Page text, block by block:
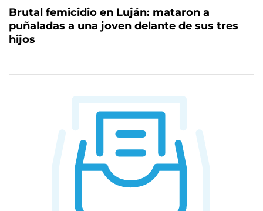
Brutal femicidio en Luján: mataron a
puñaladas a una joven delante de sus tres
hijos